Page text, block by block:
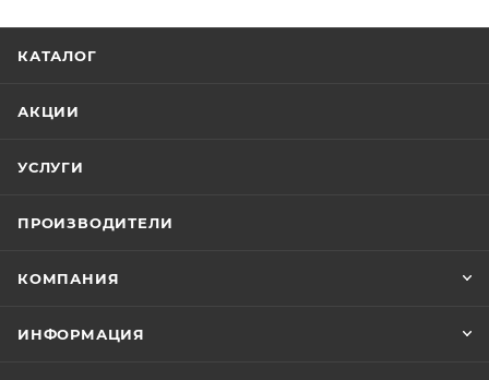
КАТАЛОГ
АКЦИИ
УСЛУГИ
ПРОИЗВОДИТЕЛИ
КОМПАНИЯ
ИНФОРМАЦИЯ